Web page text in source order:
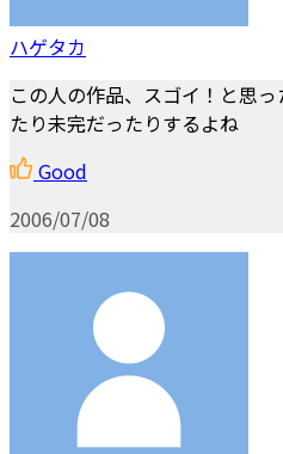
ハゲタカ
この人の作品、スゴイ！と思
たり未完だったりするよね
Good
2006/07/08